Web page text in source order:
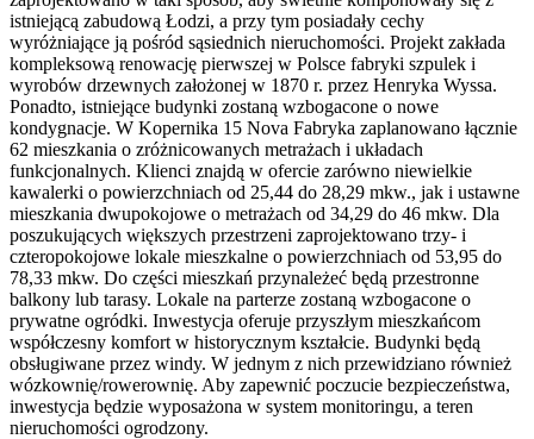
istniejącą zabudową Łodzi, a przy tym posiadały cechy
wyróżniające ją pośród sąsiednich nieruchomości. Projekt zakłada
kompleksową renowację pierwszej w Polsce fabryki szpulek i
wyrobów drzewnych założonej w 1870 r. przez Henryka Wyssa.
Ponadto, istniejące budynki zostaną wzbogacone o nowe
kondygnacje. W Kopernika 15 Nova Fabryka zaplanowano łącznie
62 mieszkania o zróżnicowanych metrażach i układach
funkcjonalnych. Klienci znajdą w ofercie zarówno niewielkie
kawalerki o powierzchniach od 25,44 do 28,29 mkw., jak i ustawne
mieszkania dwupokojowe o metrażach od 34,29 do 46 mkw. Dla
poszukujących większych przestrzeni zaprojektowano trzy- i
czteropokojowe lokale mieszkalne o powierzchniach od 53,95 do
78,33 mkw. Do części mieszkań przynależeć będą przestronne
balkony lub tarasy. Lokale na parterze zostaną wzbogacone o
prywatne ogródki. Inwestycja oferuje przyszłym mieszkańcom
współczesny komfort w historycznym kształcie. Budynki będą
obsługiwane przez windy. W jednym z nich przewidziano również
wózkownię/rowerownię. Aby zapewnić poczucie bezpieczeństwa,
inwestycja będzie wyposażona w system monitoringu, a teren
nieruchomości ogrodzony.